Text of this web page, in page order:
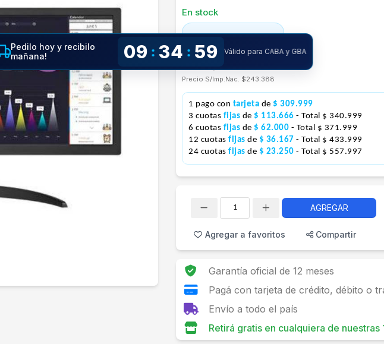
En stock
$ 294.499
Precio S/Imp.Nac. $243.388
1 pago con tarjeta de $ 309.999
3 cuotas fijas de $ 113.666 - Total $ 340.999
6 cuotas fijas de $ 62.000 - Total $ 371.999
12 cuotas fijas de $ 36.167 - Total $ 433.999
24 cuotas fijas de $ 23.250 - Total $ 557.997
Pedilo hoy y recibilo
mañana!
09 : 34 : 59 Válido para CABA y GBA
AGREGAR
Agregar a favoritos Compartir
Garantía oficial de 12 meses
Pagá con tarjeta de crédito, débito o
Envío a todo el país
Retirá gratis en cualquiera de nuestras